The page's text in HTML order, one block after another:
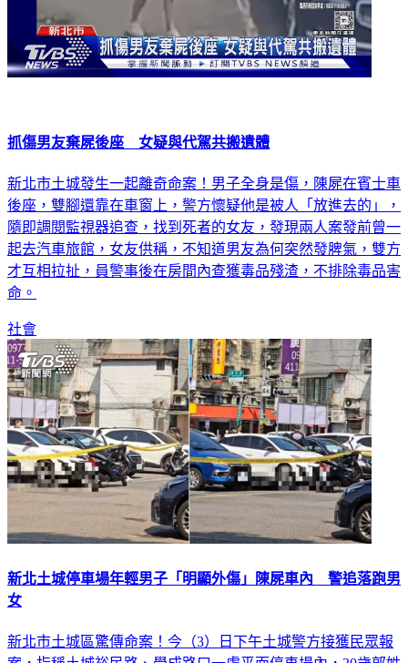
抓傷男友棄屍後座 女疑與代駕共搬遺體
新北市土城發生一起離奇命案！男子全身是傷，陳屍在賓士車
後座，雙腳還靠在車窗上，警方懷疑他是被人「放進去的」，
隨即調閱監視器追查，找到死者的女友，發現兩人案發前曾一
起去汽車旅館，女友供稱，不知道男友為何突然發脾氣，雙方
才互相拉扯，員警事後在房間內查獲毒品殘渣，不排除毒品害
命。
社會
新北土城停車場年輕男子「明顯外傷」陳屍車內 警追落跑男
女
新北市土城區驚傳命案！今（3）日下午土城警方接獲民眾報